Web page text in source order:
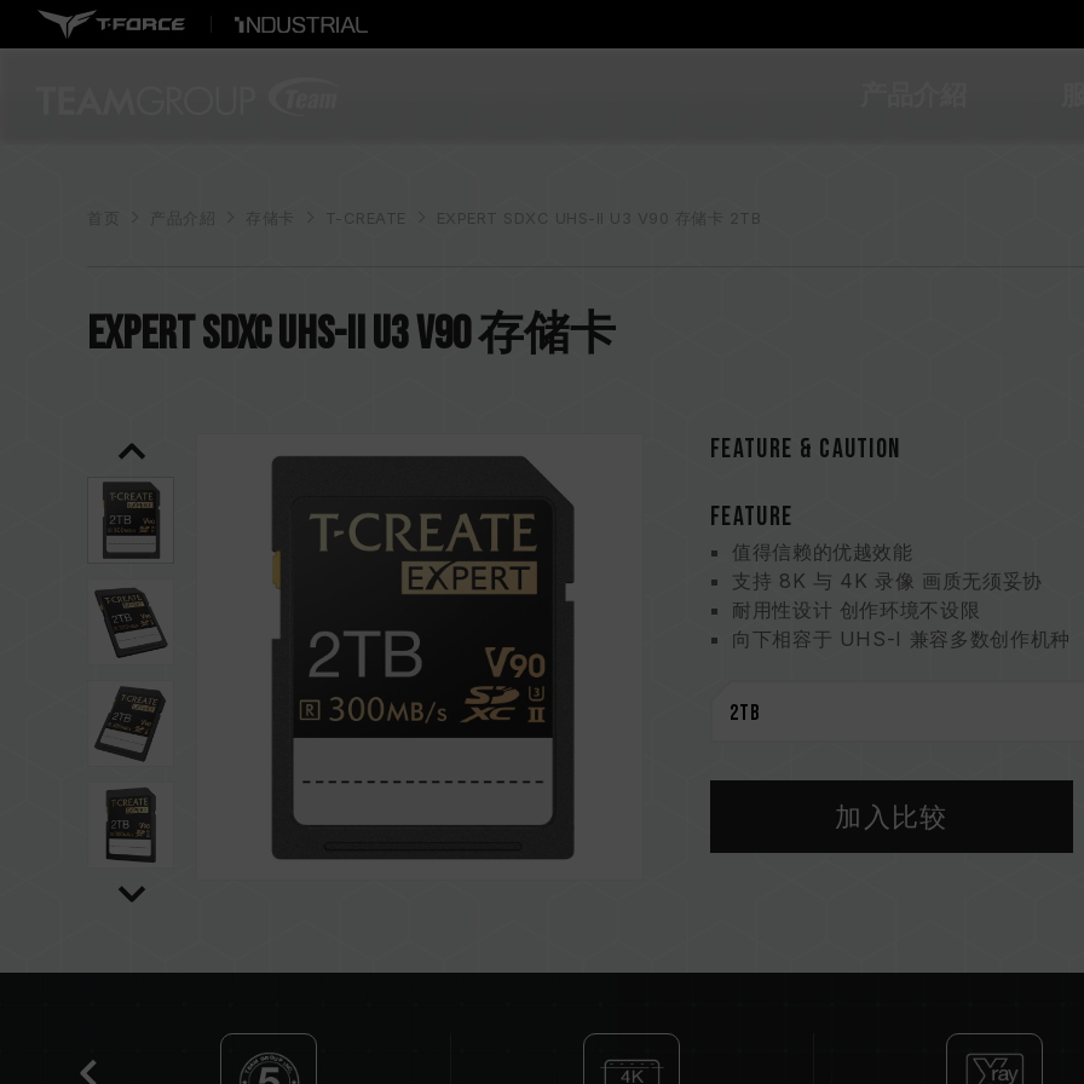
产品介紹 存储卡 T-CREATE EXPERT SDXC UHS-II U3 V90 存储卡 2TB
EXPERT SDXC UHS-II U3 V90 存储卡
Feature & CAUTION
FEATURE
值得信赖的优越效能
支持 8K 与 4K 录像 画质无须妥协
耐用性设计 创作环境不设限
向下相容于 UHS-I 兼容多数创作机种
加入比较